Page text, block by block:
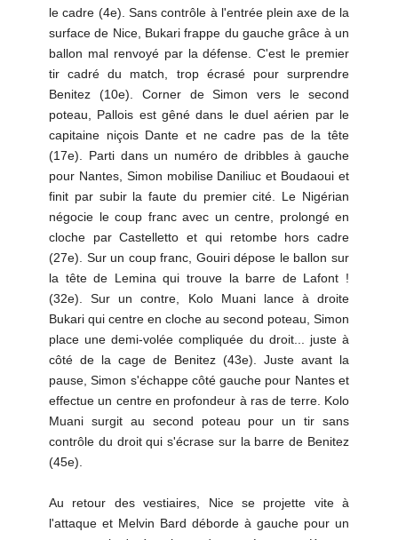
le cadre (4e). Sans contrôle à l'entrée plein axe de la
surface de Nice, Bukari frappe du gauche grâce à un
ballon mal renvoyé par la défense. C'est le premier
tir cadré du match, trop écrasé pour surprendre
Benitez (10e). Corner de Simon vers le second
poteau, Pallois est gêné dans le duel aérien par le
capitaine niçois Dante et ne cadre pas de la tête
(17e). Parti dans un numéro de dribbles à gauche
pour Nantes, Simon mobilise Daniliuc et Boudaoui et
finit par subir la faute du premier cité. Le Nigérian
négocie le coup franc avec un centre, prolongé en
cloche par Castelletto et qui retombe hors cadre
(27e). Sur un coup franc, Gouiri dépose le ballon sur
la tête de Lemina qui trouve la barre de Lafont !
(32e). Sur un contre, Kolo Muani lance à droite
Bukari qui centre en cloche au second poteau, Simon
place une demi-volée compliquée du droit... juste à
côté de la cage de Benitez (43e). Juste avant la
pause, Simon s'échappe côté gauche pour Nantes et
effectue un centre en profondeur à ras de terre. Kolo
Muani surgit au second poteau pour un tir sans
contrôle du droit qui s'écrase sur la barre de Benitez
(45e).
Au retour des vestiaires, Nice se projette vite à
l'attaque et Melvin Bard déborde à gauche pour un